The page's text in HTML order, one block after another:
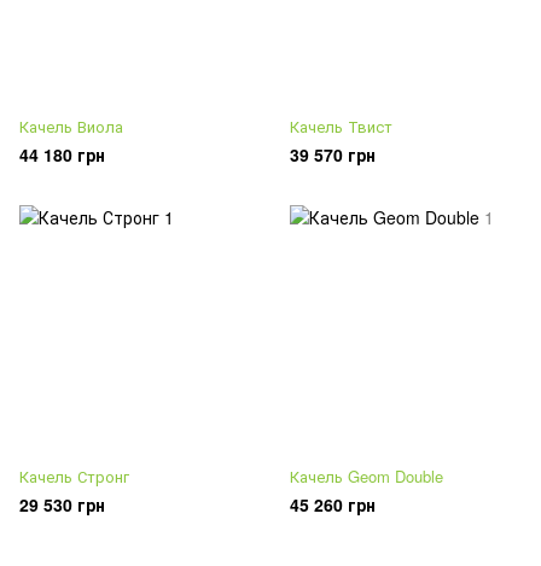
Качель Виола
44 180 грн
Качель Твист
39 570 грн
Качель Стронг
29 530 грн
Качель Geom Double
45 260 грн